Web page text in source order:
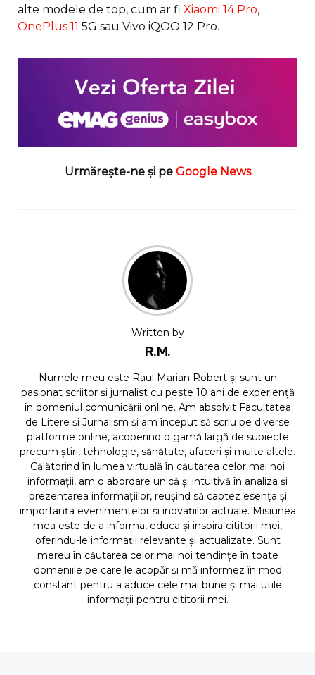
alte modele de top, cum ar fi Xiaomi 14 Pro,
OnePlus 11 5G sau Vivo iQOO 12 Pro.
Urmărește-ne și pe Google News
Written by
R.M.
Numele meu este Raul Marian Robert și sunt un
pasionat scriitor și jurnalist cu peste 10 ani de experiență
în domeniul comunicării online. Am absolvit Facultatea
de Litere și Jurnalism și am început să scriu pe diverse
platforme online, acoperind o gamă largă de subiecte
precum știri, tehnologie, sănătate, afaceri și multe altele.
Călătorind în lumea virtuală în căutarea celor mai noi
informații, am o abordare unică și intuitivă în analiza și
prezentarea informațiilor, reușind să captez esența și
importanța evenimentelor și inovațiilor actuale. Misiunea
mea este de a informa, educa și inspira cititorii mei,
oferindu-le informații relevante și actualizate. Sunt
mereu în căutarea celor mai noi tendințe în toate
domeniile pe care le acopăr și mă informez în mod
constant pentru a aduce cele mai bune și mai utile
informații pentru cititorii mei.